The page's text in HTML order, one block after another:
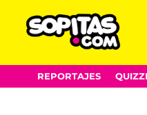
Skip
to
REPORTAJES